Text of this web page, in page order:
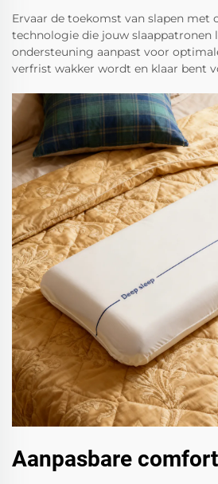
Ervaar de toekomst van slapen met
technologie die jouw slaappatronen
ondersteuning aanpast voor
verfrist wakker wordt en klaar bent
Aanpasbare comfort